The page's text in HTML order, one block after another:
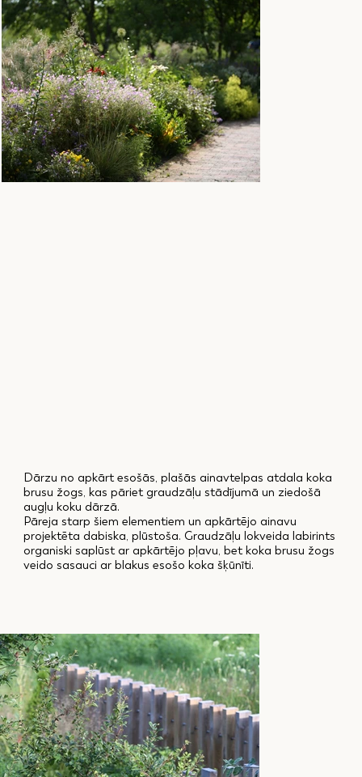
Dārzu no apkārt esošās, plašās ainavtelpas atdala koka
brusu žogs, kas pāriet graudzāļu stādījumā un ziedošā
augļu koku dārzā.
Pāreja starp šiem elementiem un apkārtējo ainavu
projektēta dabiska, plūstoša. Graudzāļu lokveida labirints
organiski saplūst ar apkārtējo pļavu, bet koka brusu žogs
veido sasauci ar blakus esošo koka šķūnīti.